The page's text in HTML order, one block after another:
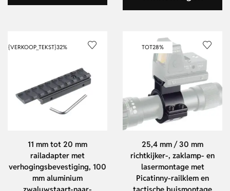
{VERKOOP_TEKST}32%
11 mm tot 20 mm
railadapter met
verhogingsbevestiging, 100
mm aluminium
TOT28%
25,4 mm / 30 mm
richtkijker-, zaklamp- en
lasermontage met
Picatinny-railklem en